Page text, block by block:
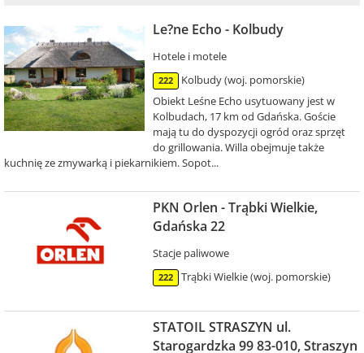
Le?ne Echo - Kolbudy
Hotele i motele
222
Kolbudy (woj. pomorskie)
Obiekt Leśne Echo usytuowany jest w
Kolbudach, 17 km od Gdańska. Goście
mają tu do dyspozycji ogród oraz sprzęt
do grillowania. Willa obejmuje także
kuchnię ze zmywarką i piekarnikiem. Sopot...
PKN Orlen - Trąbki Wielkie,
Gdańska 22
Stacje paliwowe
222 Trąbki Wielkie (woj. pomorskie)
STATOIL STRASZYN ul.
Starogardzka 99 83-010, Straszyn